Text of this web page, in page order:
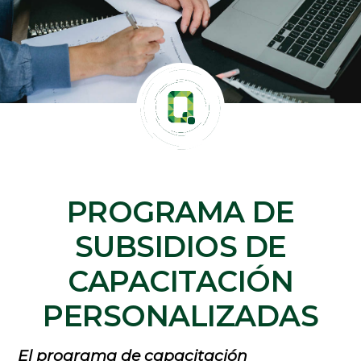
PROGRAMA DE
SUBSIDIOS DE
CAPACITACIÓN
PERSONALIZADAS
El programa de capacitación